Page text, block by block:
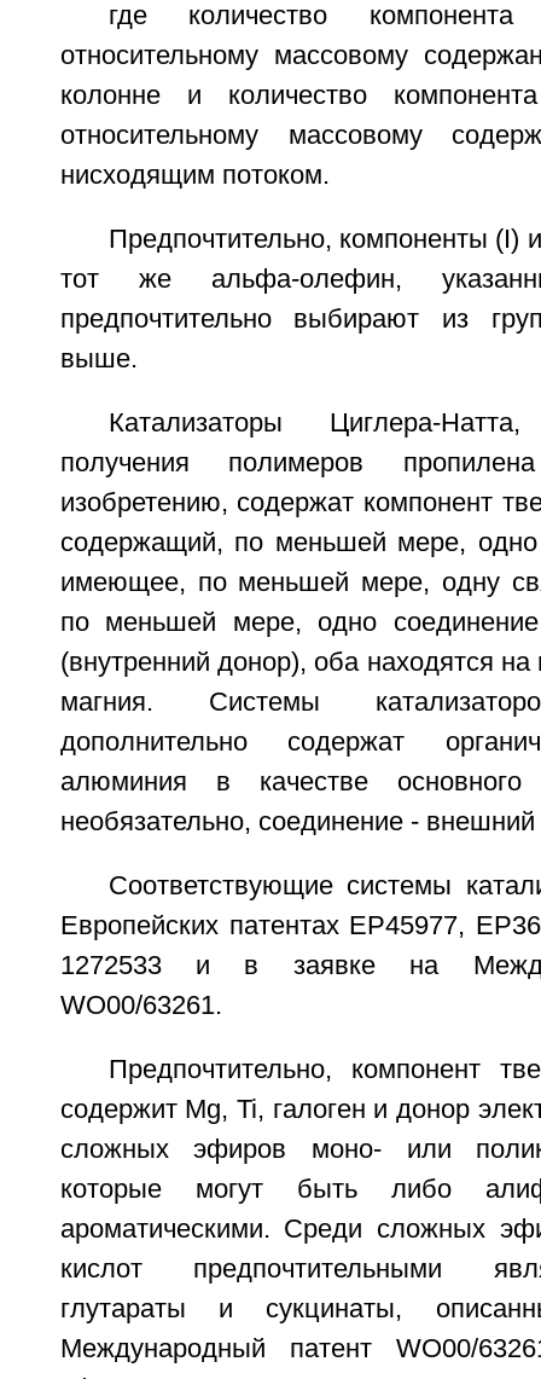
где количество компонента
относительному массовому
колонне и количество
относительному массовому
нисходящим потоком.
Предпочтительно, компоненты (I)
тот же альфа-олефин,
предпочтительно выбирают из
выше.
Катализаторы Циглера-
получения полимеров
изобретению, содержат компонент
содержащий, по меньшей мере, одно
имеющее, по меньшей мере, одну
по меньшей мере, одно
(внутренний донор), оба находятся
магния. Системы
дополнительно содержат
алюминия в качестве основного
необязательно, соединение -
Соответствующие системы
Европейских патентах EP45977,
1272533 и в заявке на
WO00/63261.
Предпочтительно, компонент
содержит Mg, Ti, галоген и донор
сложных эфиров моно- или
которые могут быть либо
ароматическими. Среди сложных
кислот предпочтительными
глутараты и сукцинаты,
Международный патент WO00/